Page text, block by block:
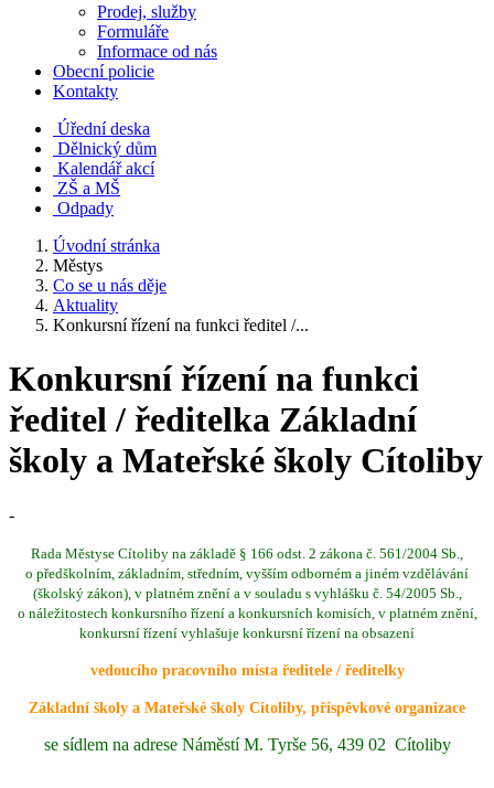
Prodej, služby
Formuláře
Informace od nás
Obecní policie
Kontakty
Úřední deska
Dělnický dům
Kalendář akcí
ZŠ a MŠ
Odpady
Úvodní stránka
Městys
Co se u nás děje
Aktuality
Konkursní řízení na funkci ředitel /...
Konkursní řízení na funkci
ředitel / ředitelka Základní
školy a Mateřské školy Cítoliby
-
Rada Městyse Cítoliby na základě § 166 odst. 2 zákona č. 561/2004 Sb.,
o předškolním, základním, středním, vyšším odborném a jiném vzdělávání
(školský zákon), v platném znění a v souladu s vyhlášku č. 54/2005 Sb.,
o náležitostech konkursního řízení a konkursních komisích, v platném znění,
konkursní řízení vyhlašuje konkursní řízení na obsazení
vedoucího pracovního místa ředitele / ředitelky
Základní školy a Mateřské školy Cítoliby, příspěvkové organizace
se sídlem na adrese Náměstí M. Tyrše 56, 439 02 Cítoliby